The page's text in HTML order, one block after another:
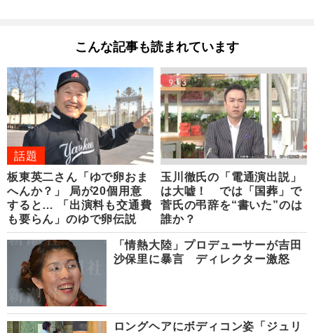
こんな記事も読まれています
話題
板東英二さん「ゆで卵おま
へんか？」 局が20個用意
すると… 「出演料も交通費
も要らん」のゆで卵伝説
玉川徹氏の「電通演出説」
は大嘘！ では「国葬」で
菅氏の弔辞を“書いた”のは
誰か？
「情熱大陸」プロデューサーが吉田
沙保里に暴言 ディレクター激怒
ロングヘアにボディコン姿「ジュリ